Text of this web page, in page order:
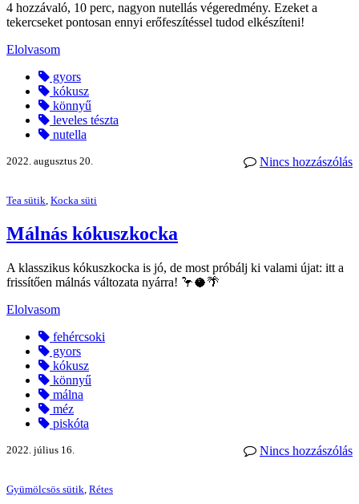
4 hozzávaló, 10 perc, nagyon nutellás végeredmény. Ezeket a
tekercseket pontosan ennyi erőfeszítéssel tudod elkészíteni!
Elolvasom
gyors
kókusz
könnyű
leveles tészta
nutella
Nincs hozzászólás
2022. augusztus 20.
Tea sütik, Kocka süti
Málnás kókuszkocka
A klasszikus kókuszkocka is jó, de most próbálj ki valami újat: itt a
frissítően málnás változata nyárra! 🦩🥥🌴
Elolvasom
fehércsoki
gyors
kókusz
könnyű
málna
méz
piskóta
Nincs hozzászólás
2022. július 16.
Gyümölcsös sütik, Rétes